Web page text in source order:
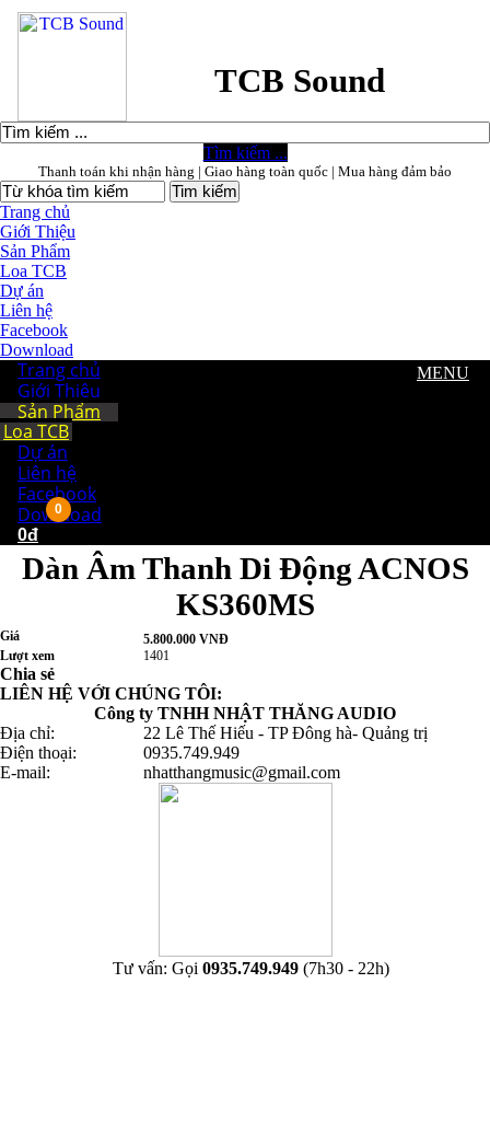
TCB Sound
Tìm kiếm ...
Thanh toán khi nhận hàng | Giao hàng toàn quốc | Mua hàng đảm bảo
Trang chủ
Giới Thiệu
Sản Phẩm
Loa TCB
Dự án
Liên hệ
Facebook
Download
Trang chủ
Giới Thiệu
Sản Phẩm
Loa TCB
Dự án
Liên hệ
Facebook
Download
MENU
0
0đ
Dàn Âm Thanh Di Động ACNOS
KS360MS
Giá
5.800.000 VNĐ
Lượt xem
1401
Chia sẻ
LIÊN HỆ VỚI CHÚNG TÔI:
Công ty TNHH NHẬT THĂNG AUDIO
Địa chỉ:
22 Lê Thế Hiếu - TP Đông hà- Quảng trị
Điện thoại:
0935.749.949
E-mail:
nhatthangmusic@gmail.com
Tư vấn: Gọi 0935.749.949(7h30 - 22h)